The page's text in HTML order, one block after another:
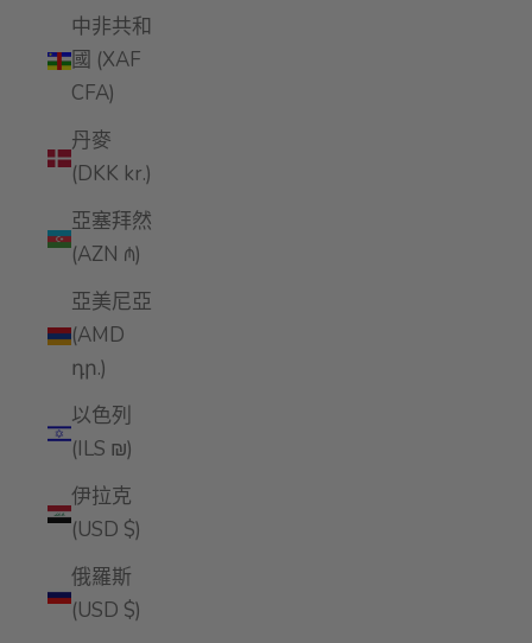
中非共和
國 (XAF
CFA)
丹麥
(DKK kr.)
亞塞拜然
(AZN ₼)
亞美尼亞
(AMD
դր.)
以色列
(ILS ₪)
伊拉克
(USD $)
俄羅斯
(USD $)